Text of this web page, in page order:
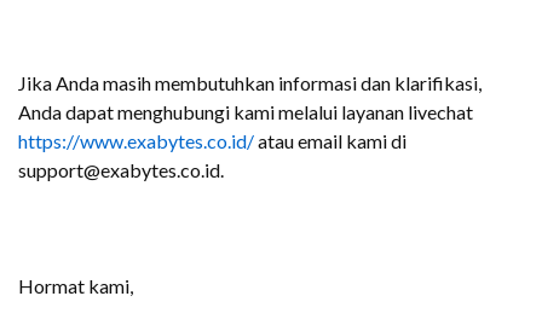
Jika Anda masih membutuhkan informasi dan klarifikasi,
Anda dapat menghubungi kami melalui layanan livechat
https://www.exabytes.co.id/atau email kami di
support@exabytes.co.id.
Hormat kami,